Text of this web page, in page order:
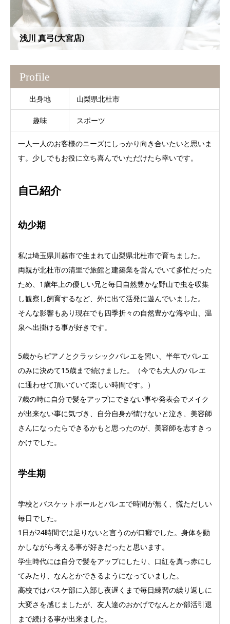
浅川 真弓(大宮店)
Profile
出身地 山梨県北杜市
趣味 スポーツ
一人一人のお客様のニーズにしっかり向き合いたいと思いま
す。少しでもお役に立ち喜んでいただけたら幸いです。
自己紹介
幼少期
私は埼玉県川越市で生まれて山梨県北杜市で育ちました。
両親が北杜市の清里で旅館と建築業を営んでいて多忙だった
ため、1歳年上の優しい兄と毎日自然豊かな野山で虫を収集
し観察し飼育するなど、外に出て活発に遊んでいました。
そんな影響もあり現在でも四季折々の自然豊かな海や山、温
泉へ出掛ける事が好きです。
5歳からピアノとクラッシックバレエを習い、半年でバレエ
のみに決めて15歳まで続けました。（今でも大人のバレエ
に通わせて頂いていて楽しい時間です。）
7歳の時に自分で髪をアップにできない事や発表会でメイク
が出来ない事に気づき、自分自身が情けないと泣き、美容師
さんになったらできるかもと思ったのが、美容師を志すきっ
かけでした。
学生期
学校とバスケットボールとバレエで時間が無く、慌ただしい
毎日でした。
1日が24時間では足りないと言うのが口癖でした。身体を動
かしながら考える事が好きだったと思います。
学生時代には自分で髪をアップにしたり、口紅を真っ赤にし
てみたり、なんとかできるようになっていました。
高校ではバスケ部に入部し夜遅くまで毎日練習の繰り返しに
大変さを感じましたが、友人達のおかげでなんとか部活引退
まで続ける事が出来ました。